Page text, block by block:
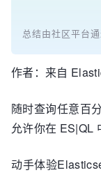
总结由社区平台
作者：来自
随时查询任意百
允许你在 ES|QL
动手体验